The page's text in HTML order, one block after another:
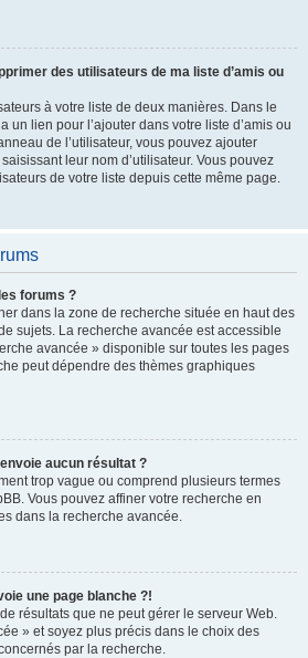
des utilisateurs de ma liste d’amis ou
à votre liste de deux manières. Dans le
un lien pour l’ajouter dans votre liste d’amis ou
de l’utilisateur, vous pouvez ajouter
leur nom d’utilisateur. Vous pouvez
de votre liste depuis cette même page.
forums ?
dans la zone de recherche située en haut des
sujets. La recherche avancée est accessible
avancée » disponible sur toutes les pages
peut dépendre des thèmes graphiques
aucun résultat ?
trop vague ou comprend plusieurs termes
Vous pouvez affiner votre recherche en
dans la recherche avancée.
une page blanche ?!
résultats que ne peut gérer le serveur Web.
» et soyez plus précis dans le choix des
par la recherche.